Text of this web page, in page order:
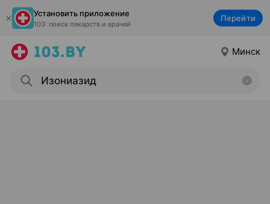
Установить приложение
103: поиск лекарств и врачей
Перейти
Минск